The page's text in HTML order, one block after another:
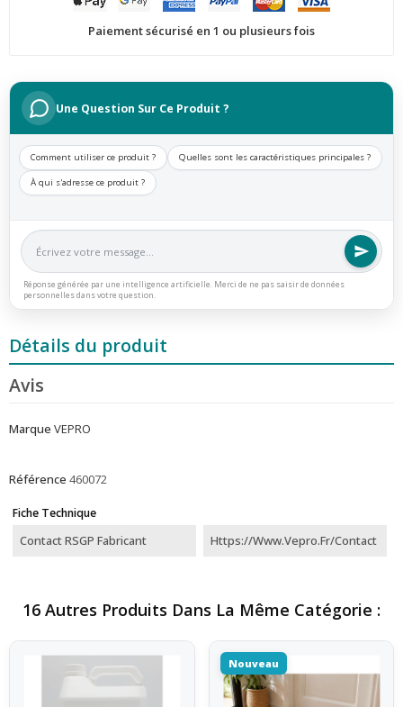
Paiement sécurisé en 1 ou plusieurs fois
Une Question Sur Ce Produit ?
Comment utiliser ce produit ? Quelles sont les caractéristiques principales ?
À qui s'adresse ce produit ?
Réponse générée par une intelligence artificielle. Merci de ne pas saisir de données
personnelles dans votre question.
Détails du produit
Avis
Marque VEPRO
Référence 460072
Fiche Technique
Contact RSGP Fabricant Https://www.vepro.fr/contact
16 Autres Produits Dans La Même Catégorie :
Nouveau